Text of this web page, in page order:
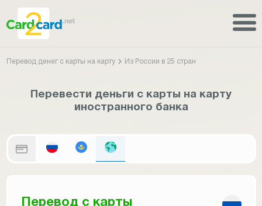
Перевод денег с карты на карту Из России в 25 стран
Перевести деньги с карты на карту
иностранного банка
Перевод с карты